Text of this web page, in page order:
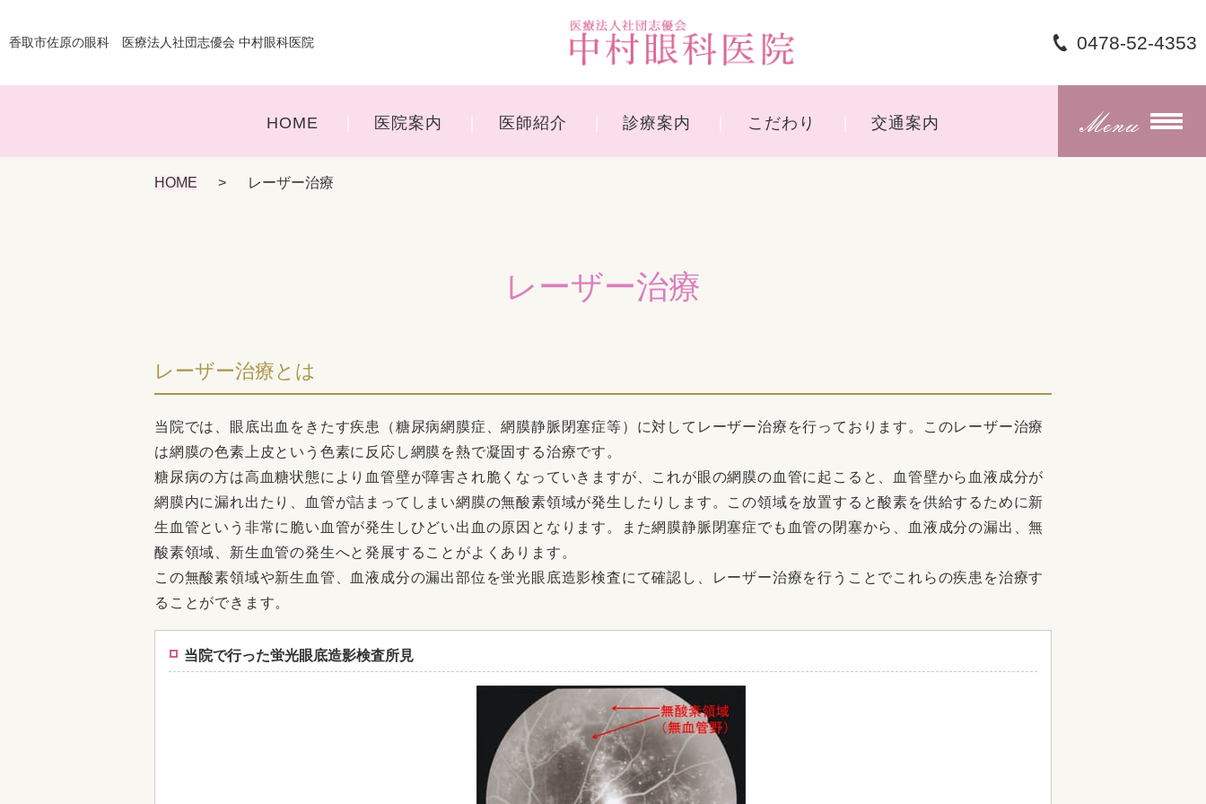
香取市佐原の眼科 医療法人社団志優会 中村眼科医院 0478-52-4353
HOME 医院案内 医師紹介 診療案内 こだわり 交通案内
HOME レーザー治療
レーザー治療
レーザー治療とは
当院では、眼底出血をきたす疾患（糖尿病網膜症、網膜静脈閉塞症等）に対してレーザー治療を行っております。このレーザー治療
は網膜の色素上皮という色素に反応し網膜を熱で凝固する治療です。
糖尿病の方は高血糖状態により血管壁が障害され脆くなっていきますが、これが眼の網膜の血管に起こると、血管壁から血液成分が
網膜内に漏れ出たり、血管が詰まってしまい網膜の無酸素領域が発生したりします。この領域を放置すると酸素を供給するために新
生血管という非常に脆い血管が発生しひどい出血の原因となります。また網膜静脈閉塞症でも血管の閉塞から、血液成分の漏出、無
酸素領域、新生血管の発生へと発展することがよくあります。
この無酸素領域や新生血管、血液成分の漏出部位を蛍光眼底造影検査にて確認し、レーザー治療を行うことでこれらの疾患を治療す
ることができます。
当院で行った蛍光眼底造影検査所見